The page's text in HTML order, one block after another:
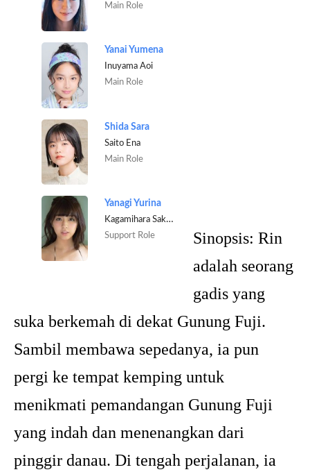
Main Role
Yanai Yumena
Inuyama Aoi
Main Role
Shida Sara
Saito Ena
Main Role
Yanagi Yurina
Kagamihara Sakura
Support Role Sinopsis: Rin
adalah seorang
gadis yang
suka berkemah di dekat Gunung Fuji.
Sambil membawa sepedanya, ia pun
pergi ke tempat kemping untuk
menikmati pemandangan Gunung Fuji
yang indah dan menenangkan dari
pinggir danau. Di tengah perjalanan, ia